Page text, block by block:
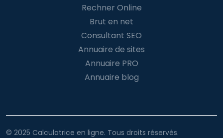
Rechner Online
Brut en net
Consultant SEO
Annuaire de sites
Annuaire PRO
Annuaire blog
© 2025 Calculatrice en ligne. Tous droits réservés.